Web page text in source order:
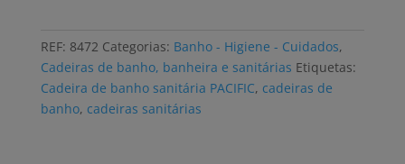
sanitária
ORTHOS
REF: 8472 Categorias: Banho - Higiene - Cuidados,
Cadeiras de banho, banheira e sanitárias Etiquetas:
Cadeira de banho sanitária PACIFIC, cadeiras de
banho, cadeiras sanitárias